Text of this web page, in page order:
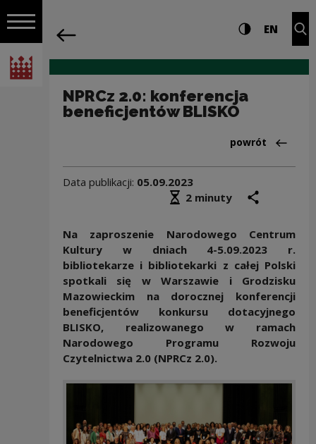
Włącz nawigację
Narodowe Centrum Kultury
Nawigacja Ustawienia i Wysoki
EN
NPRCz 2.0: konferencja
beneficjentów BLISKO
Powrót
powrót
Data publikacji: 05.09.2023
Średni czas czytania
2 minuty
Na zaproszenie Narodowego Centrum
Kultury w dniach 4-5.09.2023 r.
bibliotekarze i bibliotekarki z całej Polski
spotkali się w Warszawie i Grodzisku
Mazowieckim na dorocznej konferencji
beneficjentów konkursu dotacyjnego
BLISKO, realizowanego w ramach
Narodowego Programu Rozwoju
Czytelnictwa 2.0 (NPRCz 2.0).